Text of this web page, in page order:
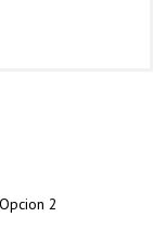
2